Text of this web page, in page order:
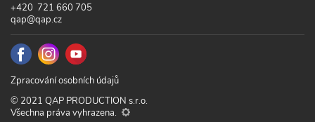
+420 721 660 705
qap@qap.cz
Zpracování osobních údajů
© 2021 QAP PRODUCTION s.r.o.
Všechna práva vyhrazena.